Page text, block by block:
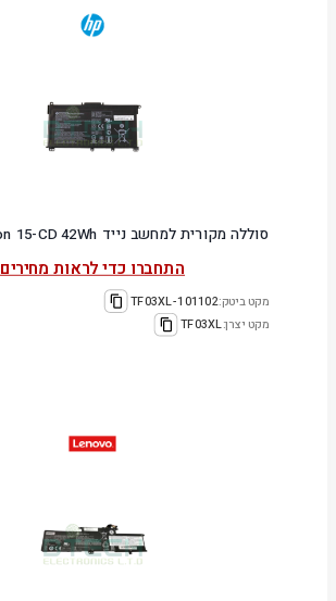
סוללה מקורית למחשב נייד HP Pavilion 15-CD 42Wh
התחברו כדי לראות מחירים
מקט ביטק:101102-TF03XL
מקט יצרן:TF03XL